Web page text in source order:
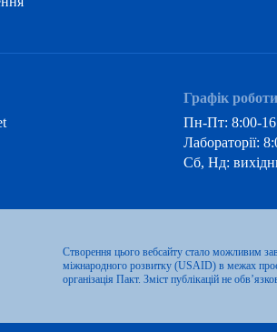
Графік
Пн-Пт: 8:00-
Лабораторії:
Сб, Нд:
Створення цього вебсайту стало можливим
міжнародного розвитку (USAID) в межах
організація Пакт. Зміст публікацій не